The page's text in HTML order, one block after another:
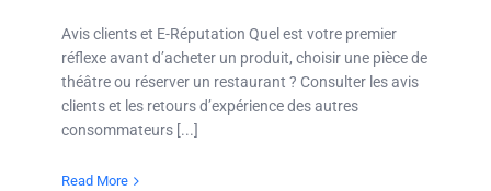
Avis clients et E-Réputation Quel est votre premier
réflexe avant d’acheter un produit, choisir une pièce de
théâtre ou réserver un restaurant ? Consulter les avis
clients et les retours d’expérience des autres
consommateurs [...]
Read More